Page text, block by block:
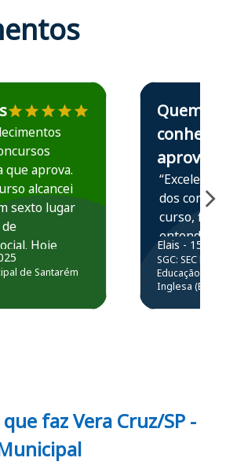
o Aprova Concursos em
que aprova.
alcancei
sexto lugar
Hoje
nade Santarém
Estudante Elais
Quem
conhece,
aprova
“Excelente
dos
curso,
entender e
prática
resolução
questões.”
Elais - 15/07/
SGC: SEC BA
Educação
Inglesa (Edital
faz Vera Cruz/SP -